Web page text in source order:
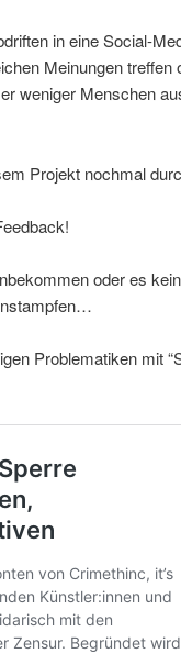
in eine Social-
Meinungen treffen
weniger Menschen
Projekt nochmal
oder es
Problematiken mit